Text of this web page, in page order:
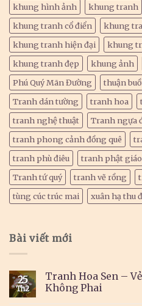
khung hình ảnh
khung tranh
khung tranh cổ điển
khung
khung tranh hiện đại
khung
khung tranh đẹp
khung ảnh
Phú Quý Mãn Đường
thuận
Tranh dán tường
tranh hoa
tranh nghệ thuật
Tranh ngựa
tranh phong cảnh đồng quê
tranh phù điêu
tranh phật giáo
Tranh tứ quý
tranh vẽ rồng
tùng cúc trúc mai
xuân hạ thu
Bài viết mới
25
Th2
Tranh Hoa Sen –
Không Phai